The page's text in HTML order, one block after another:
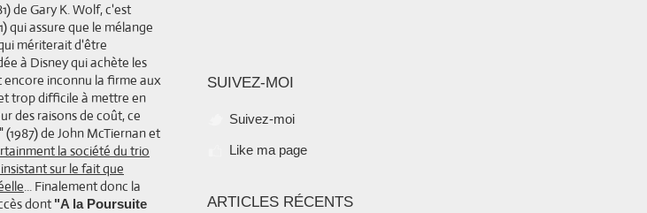
de Gary K. Wolf, c'est
qui assure que le mélange
mériterait d'être
à Disney qui achète les
encore inconnu la firme aux
trop difficile à mettre en
des raisons de coût, ce
de John McTiernan et
la société du trio
sur le fait que
... Finalement donc la
dont "A la Poursuite
SUIVEZ-MOI
Suivez-moi
Like ma page
ARTICLES RÉCENTS